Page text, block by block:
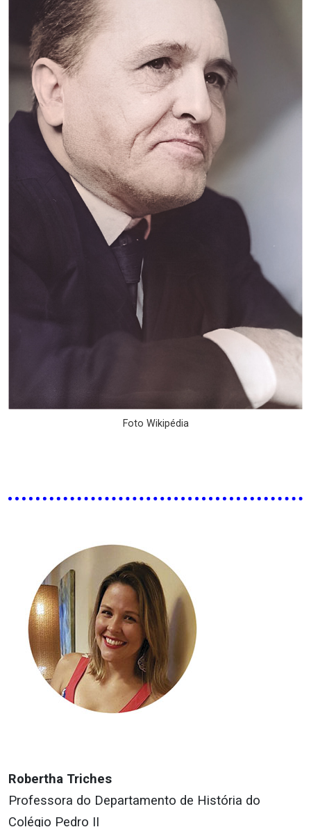
Foto Wikipédia
Robertha Triches
Professora do Departamento de História do
Colégio Pedro II